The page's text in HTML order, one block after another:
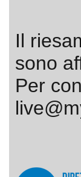
Il
sono
Per